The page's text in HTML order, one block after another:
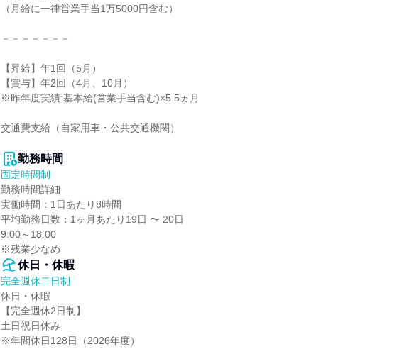
（月給に一律営業手当1万5000円含む）
－－－－－－－
【昇給】年1回（5月）
【賞与】年2回（4月、10月）
※昨年度実績:基本給(営業手当含む)×5.5ヵ月
交通費支給（自家用車・公共交通機関）
勤務時間
固定時間制
勤務時間詳細
実働時間：1日あたり8時間
平均勤務日数：1ヶ月あたり19日 〜 20日
9:00～18:00
※残業少なめ
休日・休暇
完全週休二日制
休日・休暇
【完全週休2日制】
土日祝日休み
※年間休日128日（2026年度）